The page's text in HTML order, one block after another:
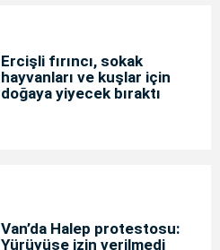
Ercişli fırıncı, sokak
hayvanları ve kuşlar için
doğaya yiyecek bıraktı
Van’da Halep protestosu:
Yürüyüşe izin verilmedi